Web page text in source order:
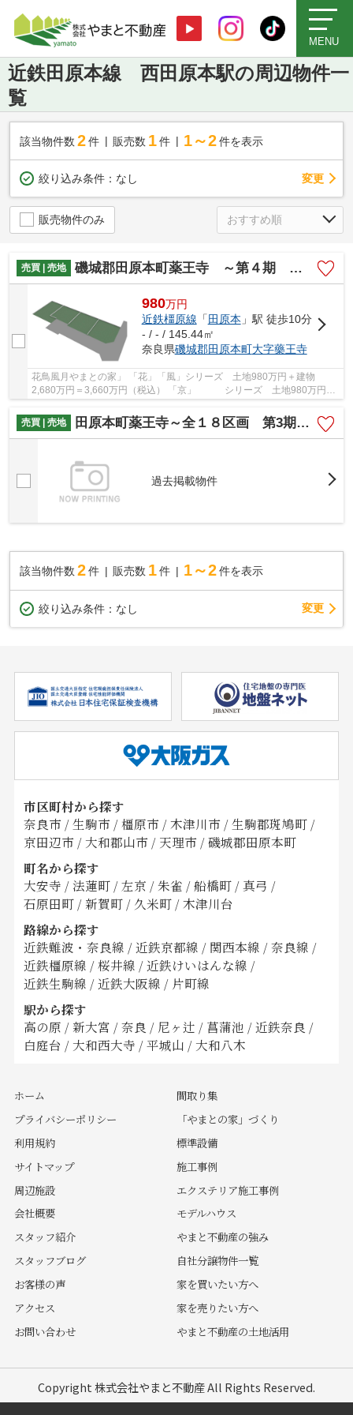
MENU
近鉄田原本線 西田原本駅の周辺物件一
覧
該当物件数 2件 販売数 1 件 1～2 件を表示
絞り込み条件： なし 変更
販売物件のみ
売買 | 売地 磯城郡田原本町薬王寺 ～第４期 最終販売～
980万円
近鉄橿原線 「 田原本 」駅 徒歩10分
- / - / 145.44㎡
奈良県磯城郡田原本町大字藥王寺
花鳥風月やまとの家」 「花」「風」シリーズ 土地980万円＋建物
2,680万円＝3,660万円（税込） 「京」 シリーズ 土地980万円＋
建物2,480万円＝3,460万円（税込） やまと不動産...
売買 | 売地
田原本町薬王寺～全１８区画 第3期全４区画～
過去掲載物件
該当物件数 2件 販売数 1 件 1～2 件を表示
絞り込み条件： なし 変更
市区町村から探す
奈良市 / 生駒市 / 橿原市 / 木津川市 / 生駒郡斑鳩町 /
京田辺市 / 大和郡山市 / 天理市 / 磯城郡田原本町
町名から探す
大安寺 / 法蓮町 / 左京 / 朱雀 / 船橋町 / 真弓 /
石原田町 / 新賀町 / 久米町 / 木津川台
路線から探す
近鉄難波・奈良線 / 近鉄京都線 / 関西本線 / 奈良線 /
近鉄橿原線 / 桜井線 / 近鉄けいはんな線 /
近鉄生駒線 / 近鉄大阪線 / 片町線
駅から探す
高の原 / 新大宮 / 奈良 / 尼ヶ辻 / 菖蒲池 / 近鉄奈良 /
白庭台 / 大和西大寺 / 平城山 / 大和八木
ホーム
プライバシーポリシー
利用規約
サイトマップ
周辺施設
会社概要
スタッフ紹介
スタッフブログ
お客様の声
アクセス
お問い合わせ
間取り集
「やまとの家」づくり
標準設備
施工事例
エクステリア施工事例
モデルハウス
やまと不動産の強み
自社分譲物件一覧
家を買いたい方へ
家を売りたい方へ
やまと不動産の土地活用
Copyright 株式会社やまと不動産 All Rights Reserved.